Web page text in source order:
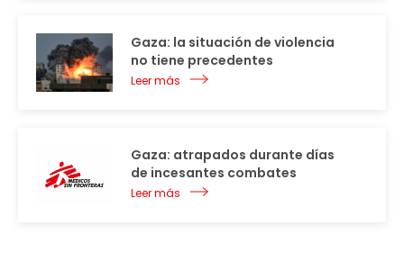
Gaza: la situación de violencia
no tiene precedentes
Leer más
Gaza: atrapados durante días
de incesantes combates
Leer más